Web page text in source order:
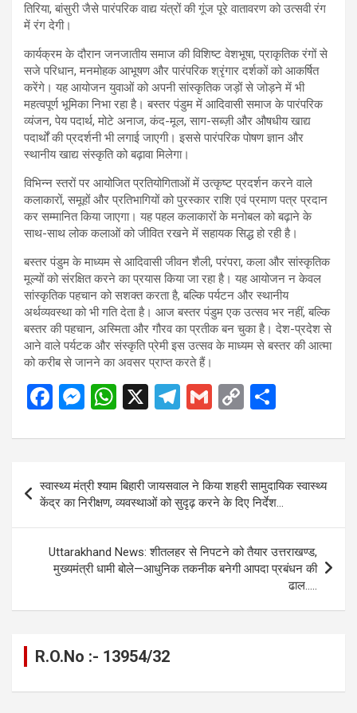
तिरिया, बांसुरी जैसे पारंपरिक वाद्य यंत्रों की गूंज पूरे वातावरण को उत्सवी रंग
में रंग देगी।
कार्यक्रम के दौरान जनजातीय समाज की विशिष्ट वेशभूषा, प्राकृतिक रंगों से
सजे परिधान, मनमोहक आभूषण और पारंपरिक श्रृंगार दर्शकों को आकर्षित
करेंगे। यह आयोजन युवाओं को अपनी सांस्कृतिक जड़ों से जोड़ने में भी
महत्वपूर्ण भूमिका निभा रहा है। बस्तर पंडुम में आदिवासी समाज के पारंपरिक
व्यंजन, पेय पदार्थ, मोटे अनाज, कंद-मूल, साग-सब्ज़ी और औषधीय खाद्य
पदार्थों की प्रदर्शनी भी लगाई जाएगी। इससे पारंपरिक पोषण ज्ञान और
स्थानीय खाद्य संस्कृति को बढ़ावा मिलेगा।
विभिन्न स्तरों पर आयोजित प्रतियोगिताओं में उत्कृष्ट प्रदर्शन करने वाले
कलाकारों, समूहों और प्रतिभागियों को पुरस्कार राशि एवं प्रमाण पत्र प्रदान
कर सम्मानित किया जाएगा। यह पहल कलाकारों के मनोबल को बढ़ाने के
साथ-साथ लोक कलाओं को जीवित रखने में सहायक सिद्ध हो रही है।
बस्तर पंडुम के माध्यम से आदिवासी जीवन शैली, परंपरा, कला और सांस्कृतिक
मूल्यों को संरक्षित करने का प्रयास किया जा रहा है। यह आयोजन न केवल
सांस्कृतिक पहचान को सशक्त करता है, बल्कि पर्यटन और स्थानीय
अर्थव्यवस्था को भी गति देता है। आज बस्तर पंडुम एक उत्सव भर नहीं, बल्कि
बस्तर की पहचान, अस्मिता और गौरव का प्रतीक बन चुका है। देश-प्रदेश से
आने वाले पर्यटक और संस्कृति प्रेमी इस उत्सव के माध्यम से बस्तर की आत्मा
को करीब से जानने का अवसर प्राप्त करते हैं।
F
ce
o
o
k
M
se
n
g
er
W
at
s
A
p
p
X
T
e
gr
a
m
G
ail
C
py
Li
n
k
ar
e
navigation
स्वास्थ्य मंत्री श्याम बिहारी जायसवाल ने किया शहरी सामुदायिक स्वास्थ्य
केंद्र का निरीक्षण, व्यवस्थाओं को सुदृढ़ करने के दिए निर्देश…
Uttarakhand News: शीतलहर से निपटने को तैयार उत्तराखण्ड,
मुख्यमंत्री धामी बोले—आधुनिक तकनीक बनेगी आपदा प्रबंधन की
ढाल…..
R.O.No :- 13954/32